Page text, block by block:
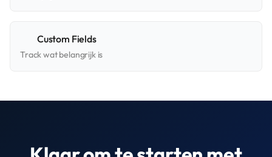
Custom Fields
Track wat belangrijk is